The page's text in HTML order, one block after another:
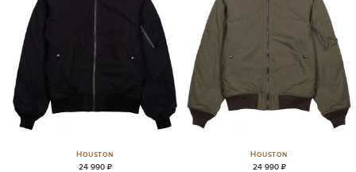
Houston
24 990 ₽
Houston
24 990 ₽